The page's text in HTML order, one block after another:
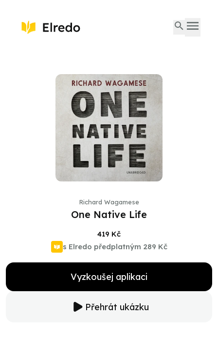
Richard Wagamese
One Native Life
419 Kč
s Elredo předplatným 289 Kč
Vyzkoušej aplikaci
Přehrát ukázku